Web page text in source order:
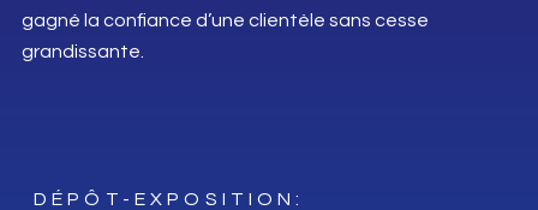
gagné la confiance d’une clientèle sans cesse
grandissante.
DÉPÔT-EXPOSITION: